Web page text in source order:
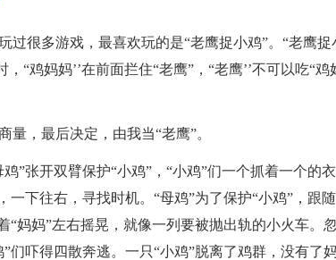
很多游戏，最喜欢玩的是“老鹰捉小鸡”。“老鹰捉
，“鸡妈妈’’在前面拦住“老鹰”，“老鹰’’不可以吃“
，最后决定，由我当“老鹰”。
张开双臂保护“小鸡”，“小鸡”们一个抓着一个的
一下往右，寻找时机。“母鸡”为了保护“小鸡”，跟
“妈妈”左右摇晃，就像一列要被抛出轨的小火车。
们吓得四散奔逃。一只“小鸡”脱离了鸡群，没有了